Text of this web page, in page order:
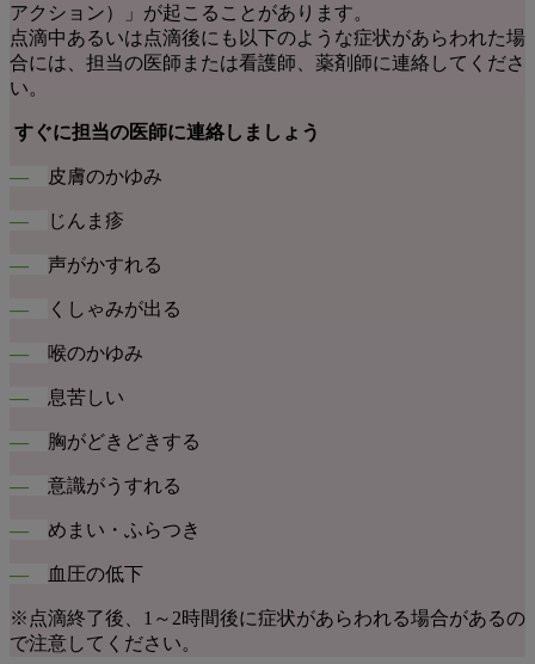
アクション）」が起こることがあります。
点滴中あるいは点滴後にも以下のような症状があらわれた場
合には、担当の医師または看護師、薬剤師に連絡してくださ
い。
すぐに担当の医師に連絡しましょう
― 皮膚のかゆみ
― じんま疹
― 声がかすれる
― くしゃみが出る
― 喉のかゆみ
― 息苦しい
― 胸がどきどきする
― 意識がうすれる
― めまい・ふらつき
― 血圧の低下
※点滴終了後、1～2時間後に症状があらわれる場合があるの
で注意してください。